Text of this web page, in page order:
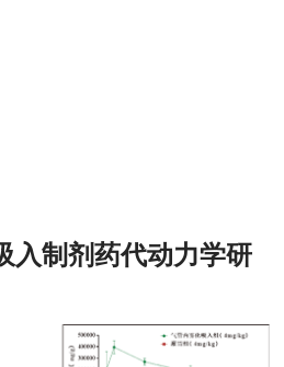
制剂药代动力学研